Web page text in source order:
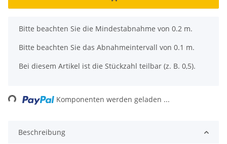
x
Bitte beachten Sie die Mindestabnahme von 0.2 m.
Bitte beachten Sie das Abnahmeintervall von 0.1 m.
Bei diesem Artikel ist die Stückzahl teilbar (z. B. 0,5).
Loading... Komponenten werden geladen ...
Beschreibung